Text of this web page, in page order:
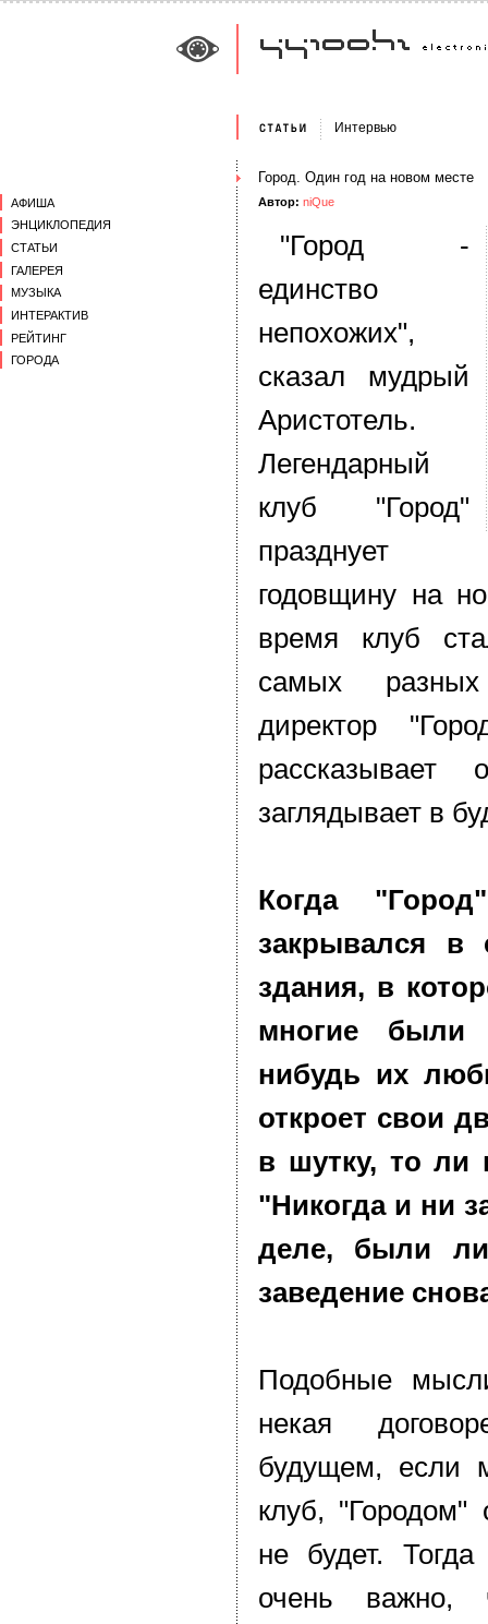
АФИША
ЭНЦИКЛОПЕДИЯ
СТАТЬИ
ГАЛЕРЕЯ
МУЗЫКА
ИНТЕРАКТИВ
РЕЙТИНГ
ГОРОДА
Интервью
Город. Один год на новом месте
Автор: niQue
"Город -
единство
непохожих",
сказал мудрый
Аристотель.
Легендарный
клуб "Город"
празднует
годовщину на
время клуб
самых
директор
заглядывает в
Когда
закрывался в
здания, в
многие были
нибудь их
откроет свои
в шутку, то ли
"Никогда и ни
деле, были
заведение
Подобные
некая
будущем, если
клуб, "Городом"
не будет.
очень важно,